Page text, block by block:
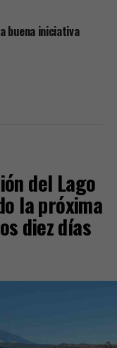
buena iniciativa
del Lago
la próxima
diez días